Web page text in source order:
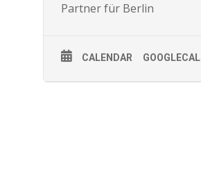
Partner für Berlin
CALENDAR GOOGLECAL